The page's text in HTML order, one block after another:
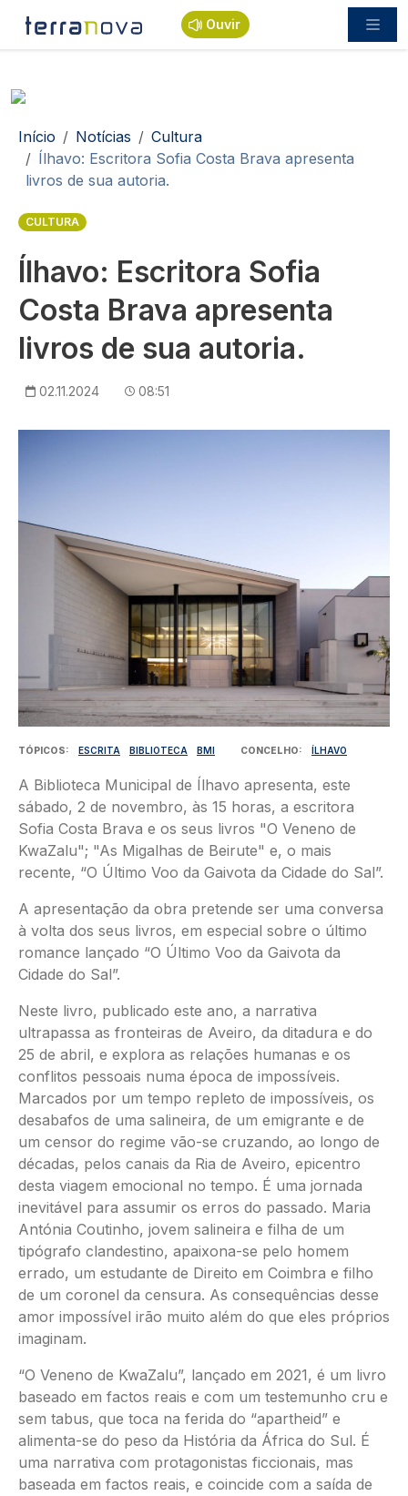
Passar para o conteúdo principal
Ouvir
Navegação estrutural
Início Notícias
Cultura
Ílhavo: Escritora Sofia Costa Brava apresenta
livros de sua autoria.
CULTURA
Ílhavo: Escritora Sofia
Costa Brava apresenta
livros de sua autoria.
02.11.2024 08:51
TÓPICOS ESCRITA BIBLIOTECA BMI CONCELHO ÍLHAVO
A Biblioteca Municipal de Ílhavo apresenta, este
sábado, 2 de novembro, às 15 horas, a escritora
Sofia Costa Brava e os seus livros "O Veneno de
KwaZalu"; "As Migalhas de Beirute" e, o mais
recente, “O Último Voo da Gaivota da Cidade do Sal”.
A apresentação da obra pretende ser uma conversa
à volta dos seus livros, em especial sobre o último
romance lançado “O Último Voo da Gaivota da
Cidade do Sal”.
Neste livro, publicado este ano, a narrativa
ultrapassa as fronteiras de Aveiro, da ditadura e do
25 de abril, e explora as relações humanas e os
conflitos pessoais numa época de impossíveis.
Marcados por um tempo repleto de impossíveis, os
desabafos de uma salineira, de um emigrante e de
um censor do regime vão-se cruzando, ao longo de
décadas, pelos canais da Ria de Aveiro, epicentro
desta viagem emocional no tempo. É uma jornada
inevitável para assumir os erros do passado. Maria
Antónia Coutinho, jovem salineira e filha de um
tipógrafo clandestino, apaixona-se pelo homem
errado, um estudante de Direito em Coimbra e filho
de um coronel da censura. As consequências desse
amor impossível irão muito além do que eles próprios
imaginam.
“O Veneno de KwaZalu”, lançado em 2021, é um livro
baseado em factos reais e com um testemunho cru e
sem tabus, que toca na ferida do “apartheid” e
alimenta-se do peso da História da África do Sul. É
uma narrativa com protagonistas ficcionais, mas
baseada em factos reais, e coincide com a saída de